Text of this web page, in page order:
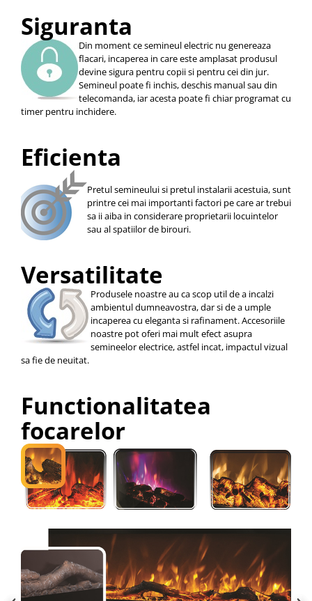
Siguranta
Din moment ce semineul electric nu genereaza
flacari, incaperea in care este amplasat produsul
devine sigura pentru copii si pentru cei din jur.
Semineul poate fi inchis, deschis manual sau din
telecomanda, iar acesta poate fi chiar programat cu
timer pentru inchidere.
Eficienta
Pretul semineului si pretul instalarii acestuia, sunt
printre cei mai importanti factori pe care ar trebui
sa ii aiba in considerare proprietarii locuintelor
sau al spatiilor de birouri.
Versatilitate
Produsele noastre au ca scop util de a incalzi
ambientul dumneavostra, dar si de a umple
incaperea cu eleganta si rafinament. Accesoriile
noastre pot oferi mai mult efect asupra
semineelor electrice, astfel incat, impactul vizual
sa fie de neuitat.
Functionalitatea
focarelor